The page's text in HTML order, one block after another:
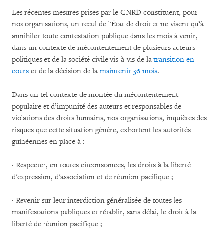
Les récentes mesures prises par le CNRD constituent, pour
nos organisations, un recul de l'État de droit et ne visent qu’à
annihiler toute contestation publique dans les mois à venir,
dans un contexte de mécontentement de plusieurs acteurs
politiques et de la société civile vis-à-vis de la transition en
cours et de la décision de la maintenir 36 mois.
Dans un tel contexte de montée du mécontentement
populaire et d’impunité des auteurs et responsables de
violations des droits humains, nos organisations, inquiètes des
risques que cette situation génère, exhortent les autorités
guinéennes en place à :
· Respecter, en toutes circonstances, les droits à la liberté
d'expression, d'association et de réunion pacifique ;
· Revenir sur leur interdiction généralisée de toutes les
manifestations publiques et rétablir, sans délai, le droit à la
liberté de réunion pacifique ;